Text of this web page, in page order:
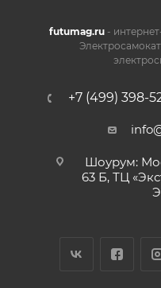
futumag.ru-
+7 (499) 398-
Шоурум:
63 Б, ТЦ